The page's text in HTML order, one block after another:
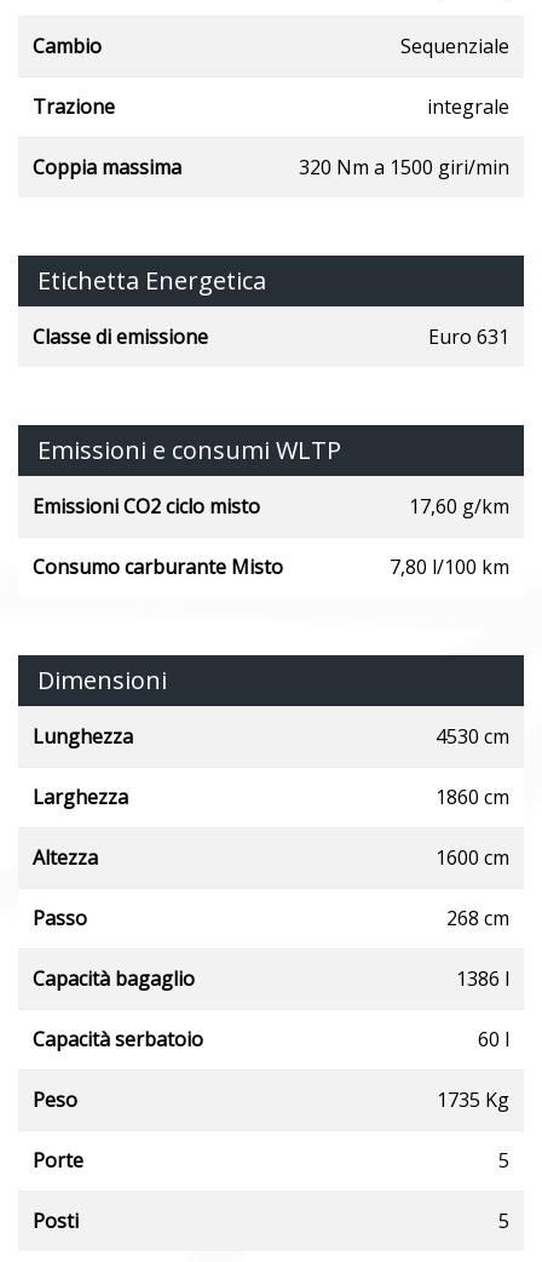
Cambio Sequenziale
Trazione integrale
Coppia massima 320 Nm a 1500 giri/min
Etichetta Energetica
Classe di emissione Euro 631
Emissioni e consumi WLTP
Emissioni CO2 ciclo misto 17,60 g/km
Consumo carburante Misto 7,80 l/100 km
Dimensioni
Lunghezza 4530 cm
Larghezza 1860 cm
Altezza 1600 cm
Passo 268 cm
Capacità bagaglio 1386 l
Capacità serbatoio 60 l
Peso 1735 Kg
Porte 5
Posti 5